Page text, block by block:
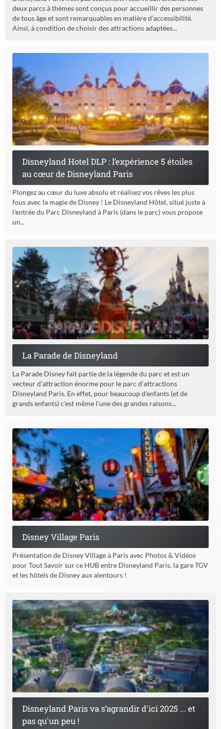
deux parcs à thèmes sont conçus pour accueillir des personnes
de tous âge et sont remarquables en matière d’accessibilité.
Ainsi, à condition de choisir des attractions adaptées...
Disneyland Hotel DLP : l’expérience 5 étoiles
au cœur de Disneyland Paris
Plongez au cœur du luxe absolu et réalisez vos rêves les plus
fous avec la magie de Disney ! Le Disneyland Hôtel, situé juste à
l’entrée du Parc Disneyland à Paris (dans le parc) vous propose
un...
La Parade de Disneyland
La Parade Disney fait partie de la légende du parc et est un
vecteur d'attraction énorme pour le parc d’attractions
Disneyland Paris. En effet, pour beaucoup d'enfants (et de
grands enfants) c'est même l'une des grandes raisons...
Disney Village Paris
Présentation de Disney Village à Paris avec Photos & Vidéos
pour Tout Savoir sur ce HUB entre Disneyland Paris, la gare TGV
et les hôtels de Disney aux alentours !
Disneyland Paris va s’agrandir d'ici 2025 ... et
pas qu'un peu !